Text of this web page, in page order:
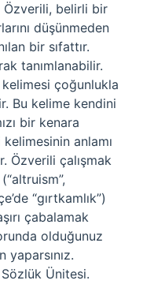
Özverili, belirli bir
düşünmeden
bir sıfattır.
tanımlanabilir.
kelimesi çoğunlukla
Bu kelime kendini
bir kenara
anlamı
Özverili çalışmak
“gırtkamlık”)
çabalamak
olduğunuz
Ünitesi.